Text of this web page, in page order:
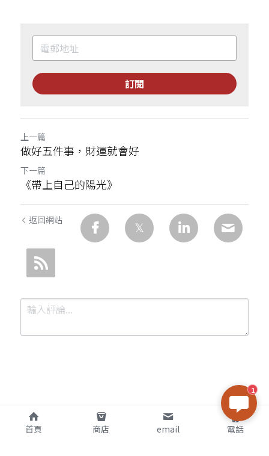
訂閱
上一篇
做好五件事，財運就會好
下一篇
《帶上自己的陽光》
返回網站
提交
1
首頁 商店 email 電話